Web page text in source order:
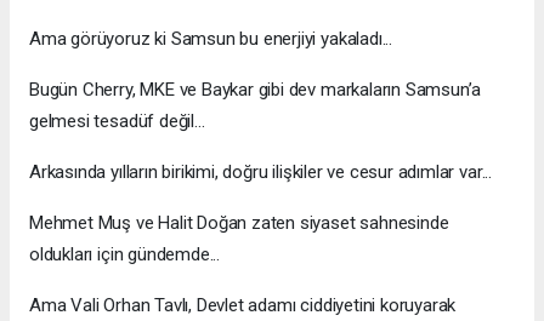
Ama görüyoruz ki Samsun bu enerjiyi yakaladı...
Bugün Cherry, MKE ve Baykar gibi dev markaların Samsun’a
gelmesi tesadüf değil...
Arkasında yılların birikimi, doğru ilişkiler ve cesur adımlar var...
Mehmet Muş ve Halit Doğan zaten siyaset sahnesinde
oldukları için gündemde...
Ama Vali Orhan Tavlı, Devlet adamı ciddiyetini koruyarak